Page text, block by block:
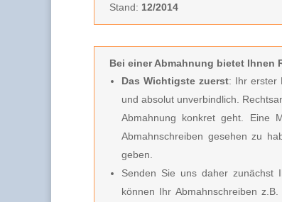
Stand: 12/2014
Bei einer Abmahnung bietet Ihnen
Das Wichtigste zuerst: Ihr erster
und absolut unverbindlich.
Abmahnung konkret geht. Eine
Abmahnschreiben gesehen zu
geben.
Senden Sie uns daher zunächst
können Ihr Abmahnschreiben